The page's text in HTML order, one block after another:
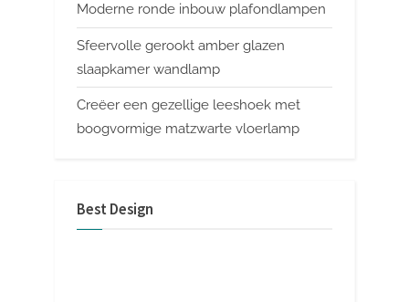
Moderne ronde inbouw plafondlampen
Sfeervolle gerookt amber glazen
slaapkamer wandlamp
Creëer een gezellige leeshoek met
boogvormige matzwarte vloerlamp
Best Design